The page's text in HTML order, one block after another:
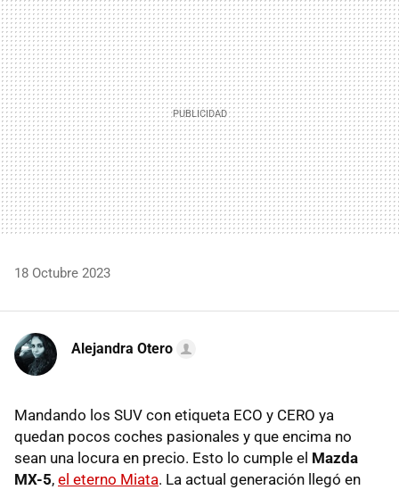
MAIL
18 Octubre 2023
Alejandra Otero
Mandando los SUV con etiqueta ECO y CERO ya
quedan pocos coches pasionales y que encima no
sean una locura en precio. Esto lo cumple el Mazda
MX-5, el eterno Miata. La actual generación llegó en